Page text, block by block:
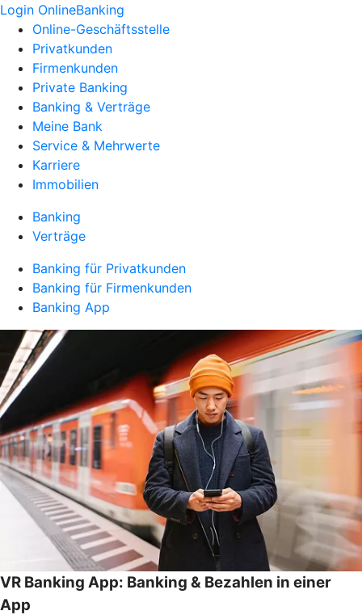
Login OnlineBanking
Online-Geschäftsstelle
Privatkunden
Firmenkunden
Private Banking
Banking & Verträge
Meine Bank
Service & Mehrwerte
Karriere
Immobilien
Banking
Verträge
Banking für Privatkunden
Banking für Firmenkunden
Banking App
VR Banking App: Banking & Bezahlen in einer
App